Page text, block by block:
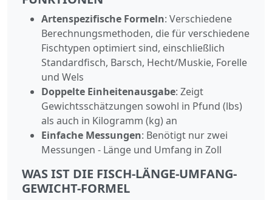
Artenspezifische Formeln: Verschiedene
Berechnungsmethoden, die für verschiedene
Fischtypen optimiert sind, einschließlich
Standardfisch, Barsch, Hecht/Muskie, Forelle
und Wels
Doppelte Einheitenausgabe: Zeigt
Gewichtsschätzungen sowohl in Pfund (lbs)
als auch in Kilogramm (kg) an
Einfache Messungen: Benötigt nur zwei
Messungen - Länge und Umfang in Zoll
WAS IST DIE FISCH-LÄNGE-UMFANG-
GEWICHT-FORMEL